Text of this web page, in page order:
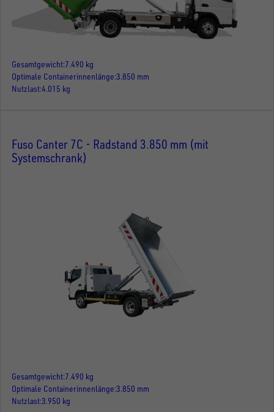
Gesamtgewicht 7.490 kg
Optimale Containerinnenlänge 3.850 mm
Nutzlast4.015 kg
Fuso Canter 7C - Radstand 3.850 mm (mit
Systemschrank)
Gesamtgewicht 7.490 kg
Optimale Containerinnenlänge 3.850 mm
Nutzlast3.950 kg